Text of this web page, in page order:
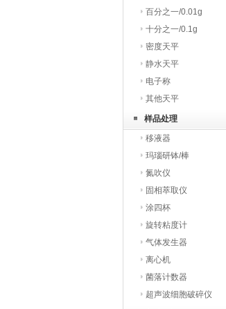
百分之一/0.01g
十分之一/0.1g
密度天平
静水天平
电子称
其他天平
样品处理
移液器
玛瑙研钵/棒
氮吹仪
固相萃取仪
涂四杯
旋转粘度计
气体发生器
离心机
菌落计数器
超声波细胞破碎仪